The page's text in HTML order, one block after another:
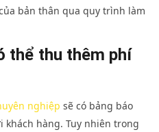
bản thân qua quy trình làm
thể thu thêm phí
nghiệp sẽ có bảng báo
khách hàng. Tuy nhiên trong